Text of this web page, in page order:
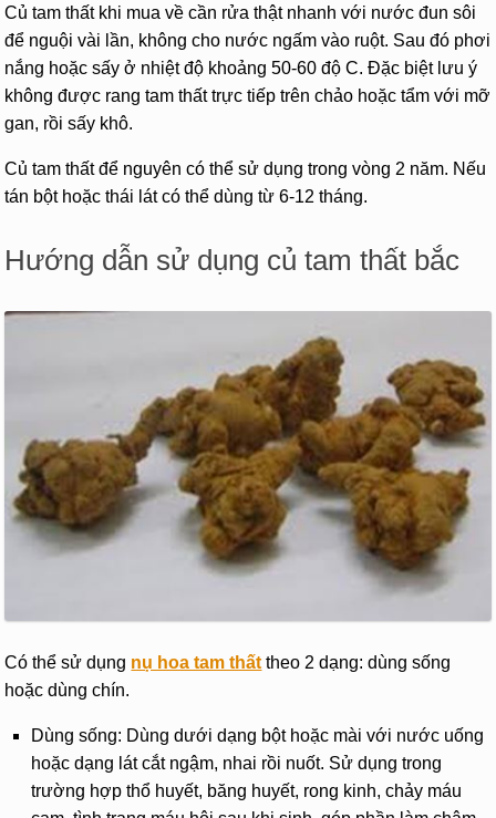
Củ tam thất khi mua về cần rửa thật nhanh với nước đun sôi
để nguội vài lần, không cho nước ngấm vào ruột. Sau đó phơi
nắng hoặc sấy ở nhiệt độ khoảng 50-60 độ C. Đặc biệt lưu ý
không được rang tam thất trực tiếp trên chảo hoặc tẩm với mỡ
gan, rồi sấy khô.
Củ tam thất để nguyên có thể sử dụng trong vòng 2 năm. Nếu
tán bột hoặc thái lát có thể dùng từ 6-12 tháng.
Hướng dẫn sử dụng củ tam thất bắc
Có thể sử dụng nụ hoa tam thấttheo 2 dạng: dùng sống
hoặc dùng chín.
Dùng sống: Dùng dưới dạng bột hoặc mài với nước uống
hoặc dạng lát cắt ngậm, nhai rồi nuốt. Sử dụng trong
trường hợp thổ huyết, băng huyết, rong kinh, chảy máu